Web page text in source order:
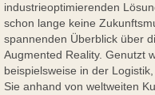
industrieoptimierenden
schon lange keine
spannenden Überblick über
Augmented Reality. Genutzt
beispielsweise in der
Sie anhand von weltweiten